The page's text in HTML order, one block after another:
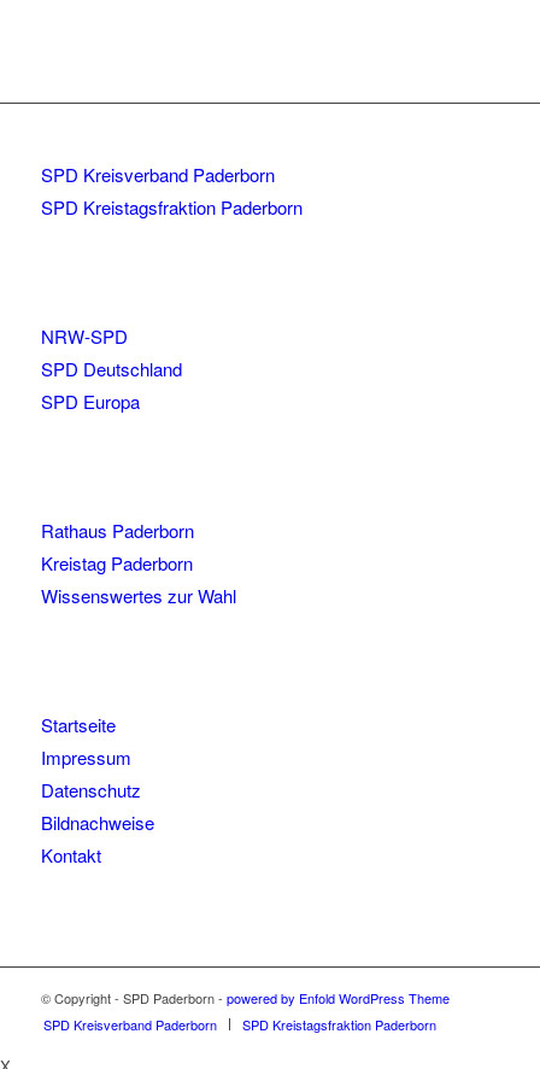
SPD Kreisverband Paderborn
SPD Kreistagsfraktion Paderborn
NRW-SPD
SPD Deutschland
SPD Europa
Rathaus Paderborn
Kreistag Paderborn
Wissenswertes zur Wahl
Startseite
Impressum
Datenschutz
Bildnachweise
Kontakt
© Copyright - SPD Paderborn - powered by Enfold WordPress Theme
SPD Kreisverband Paderborn
SPD Kreistagsfraktion Paderborn